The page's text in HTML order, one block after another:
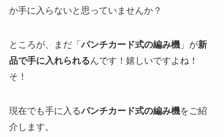
か手に入らないと思っていませんか？
ところが、まだ「パンチカード式の編み機」が新
品で手に入れられるんです！嬉しいですよね！
そ！
現在でも手に入るパンチカード式の編み機をご紹
介します。